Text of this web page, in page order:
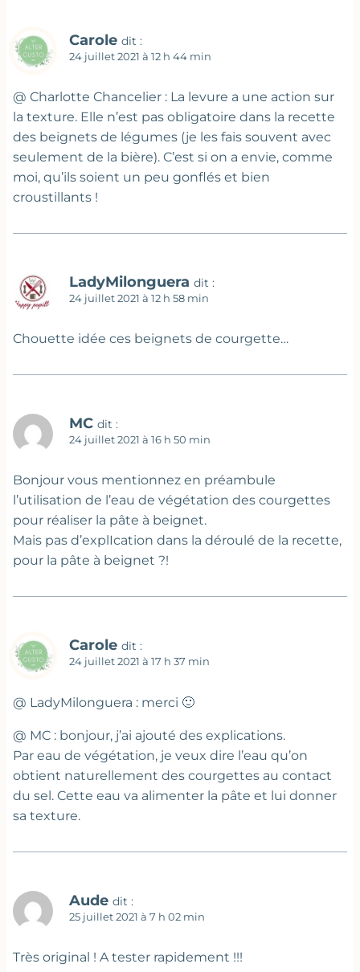
Carole dit :
24 juillet 2021 à 12 h 44 min
@ Charlotte Chancelier : La levure a une action sur
la texture. Elle n’est pas obligatoire dans la recette
des beignets de légumes (je les fais souvent avec
seulement de la bière). C’est si on a envie, comme
moi, qu’ils soient un peu gonflés et bien
croustillants !
LadyMilonguera dit :
24 juillet 2021 à 12 h 58 min
Chouette idée ces beignets de courgette…
MC dit :
24 juillet 2021 à 16 h 50 min
Bonjour vous mentionnez en préambule
l’utilisation de l’eau de végétation des courgettes
pour réaliser la pâte à beignet.
Mais pas d’explIcation dans la déroulé de la recette,
pour la pâte à beignet ?!
Carole dit :
24 juillet 2021 à 17 h 37 min
@ LadyMilonguera : merci 🙂
@ MC : bonjour, j’ai ajouté des explications.
Par eau de végétation, je veux dire l’eau qu’on
obtient naturellement des courgettes au contact
du sel. Cette eau va alimenter la pâte et lui donner
sa texture.
Aude dit :
25 juillet 2021 à 7 h 02 min
Très original ! A tester rapidement !!!